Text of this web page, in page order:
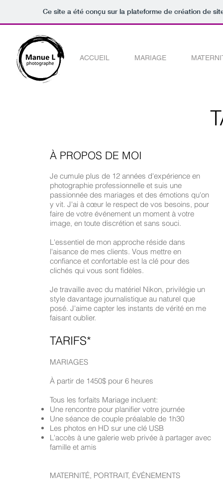
Ce site a été conçu sur la plateforme de création de
ACCUEIL MARIAGE
À PROPOS DE MOI
Je cumule plus de 12 années d'expérience en
photographie professionnelle et suis une
passionnée des mariages et des émotions qu'on
y vit. J'ai à cœur le respect de vos besoins, pour
faire de votre événement un moment à votre
image, en toute discrétion et sans souci.
L'essentiel de mon approche réside dans
l'aisance de mes clients. Vous mettre en
confiance et confortable est la clé pour des
clichés qui vous sont fidèles.
Je travaille avec du matériel Nikon, privilégie un
style davantage journalistique au naturel que
posé. J'aime capter les instants de vérité en me
faisant oublier.
TARIFS*
MARIAGES
À partir de 1450$ pour 6 heures
Tous les forfaits Mariage incluent:
Une rencontre pour planifier votre journée
Une séance de couple préalable de 1h30
Les photos en HD sur une clé USB
L'accès à une galerie web privée à partager avec
famille et amis
MATERNITÉ, PORTRAIT, ÉVÉNEMENTS